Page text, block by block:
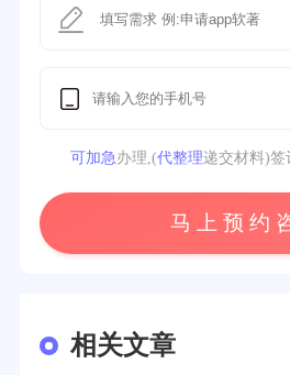
可加急办理,(代整理递交材料)签
马 上 预 约
相关文章